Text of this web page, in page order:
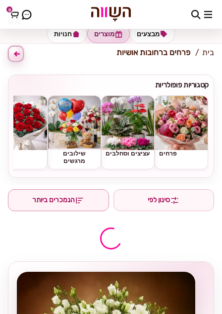
0 כתובת למשלוח הזינו כתובת
חנויות מוצרים מבצעים
בית פרחים ברחובות אושיות
קטגוריות פופולריות
פרחים עציצים וסחלבים
שילובים
מרגשים
סינון לפי הנמכרים ביותר